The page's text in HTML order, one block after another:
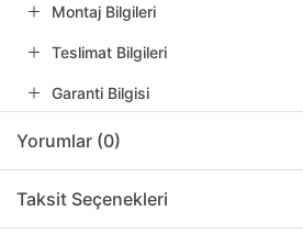
Montaj Bilgileri
Teslimat Bilgileri
Garanti Bilgisi
Yorumlar (0)
Taksit Seçenekleri